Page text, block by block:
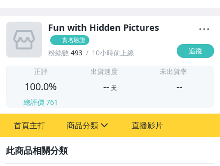
Fun with Hidden Pictures
實名驗證
粉絲數 493 10小時前上線 追蹤
正評
100.0%
總評價 761
出貨速度
-- 天
未出貨率
--
首頁主打 商品分類
古董、藝術與礦石
直播影片